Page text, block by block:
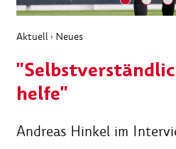
Aktuell › Neues
helfe"
Andreas Hinkel im